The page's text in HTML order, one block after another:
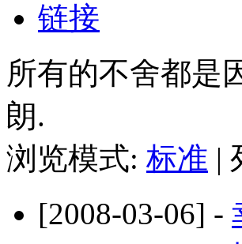
链接
所有的不舍都是
朗.
浏览模式: 标准 |
[2008-03-06] -